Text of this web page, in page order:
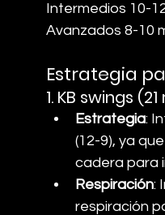
Intermedios 10-
Avanzados 8-10
Estrategia
1. KB swings
Estrategia:
(12-9), ya
cadera para
Respiración:
respiración